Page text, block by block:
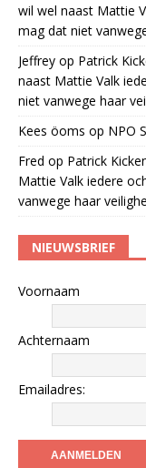
wil wel naast Mattie
mag dat niet
Jeffrey op Patrick
naast Mattie Valk
niet vanwege haar
Kees öoms op NPO
Fred op Patrick
Mattie Valk iedere
vanwege haar
NIEUWSBRIEF
Voornaam
Achternaam
Emailadres: